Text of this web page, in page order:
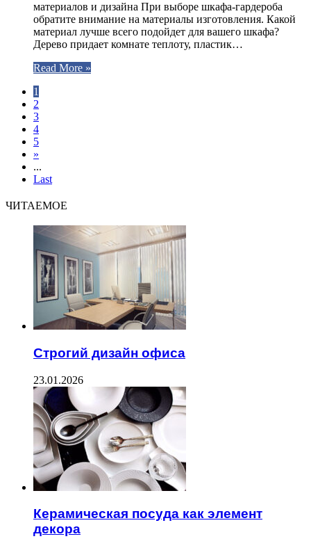
материалов и дизайна При выборе шкафа-гардероба
обратите внимание на материалы изготовления. Какой
материал лучше всего подойдет для вашего шкафа?
Дерево придает комнате теплоту, пластик…
Read More »
1
2
3
4
5
»
...
Last
ЧИТАЕМОЕ
Строгий дизайн офиса
23.01.2026
Керамическая посуда как элемент
декора